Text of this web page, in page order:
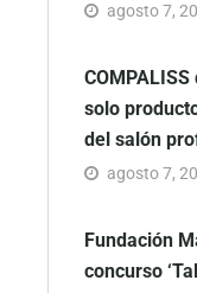
agosto 7,
COMPALISS
solo
del salón
agosto 7,
Fundación
concurso